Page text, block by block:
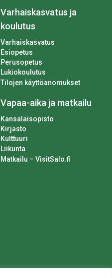
Varhaiskasvatus ja
koulutus
Varhaiskasvatus
Esiopetus
Perusopetus
Lukiokoulutus
Tilojen käyttöanomukset
Vapaa-aika ja matkailu
Kansalaisopisto
Kirjasto
Kulttuuri
Liikunta
Matkailu – VisitSalo.fi